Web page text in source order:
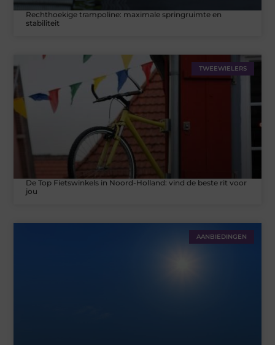
Rechthoekige trampoline: maximale springruimte en
stabiliteit
TWEEWIELERS
De Top Fietswinkels in Noord-Holland: vind de beste rit voor
jou
AANBIEDINGEN